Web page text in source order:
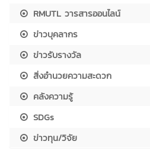
RMUTL วารสารออนไลน์
ข่าวบุคลากร
ข่าวรับรางวัล
สิ่งอำนวยความสะดวก
คลังความรู้
SDGs
ข่าวทุน/วิจัย